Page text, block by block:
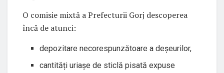
O comisie mixtă a Prefecturii Gorj descoperea
încă de atunci:
depozitare necorespunzătoare a deșeurilor,
cantități uriașe de sticlă pisată expuse